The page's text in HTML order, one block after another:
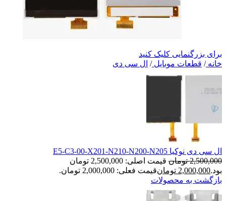
برای بزرگنمایی کلیک کنید
خانه/ قطعات موبایل/ ال سی دی
ال سی دی نوکیا E5-C3-00-X201-N210-N200-N205
2,500,000 تومان
قیمت اصلی: 2,500,000 تومان
بود.2,000,000 تومانقیمت فعلی: 2,000,000 تومان.
بازگشت به محصولات